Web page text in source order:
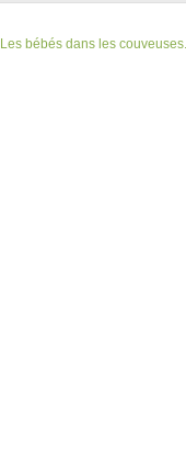
Les bébés dans les